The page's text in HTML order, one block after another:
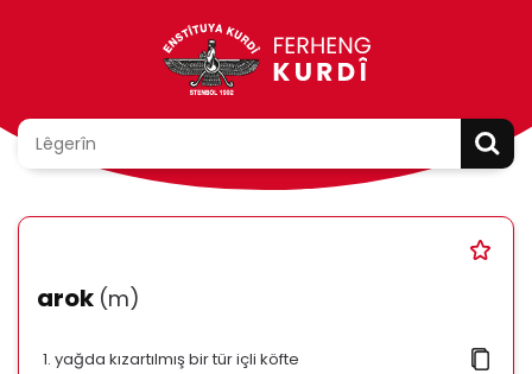
arok (m)
yağda kızartılmış bir tür içli köfte